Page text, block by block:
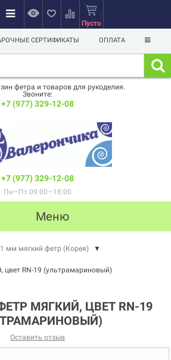
Пусто
СЕРТИФИКАТЫ ОПЛАТА
фетра и товаров для рукоделия.
Звоните:
+7 (977) 329-12-08
+7 (977) 329-12-08
Пн—Пт 09:00—18:00
Меню
1 мм мягкий фетр (Корея)
▼
цвет RN-19 (ультрамариновый)
МЯГКИЙ, ЦВЕТ RN-19
Оставить отзыв